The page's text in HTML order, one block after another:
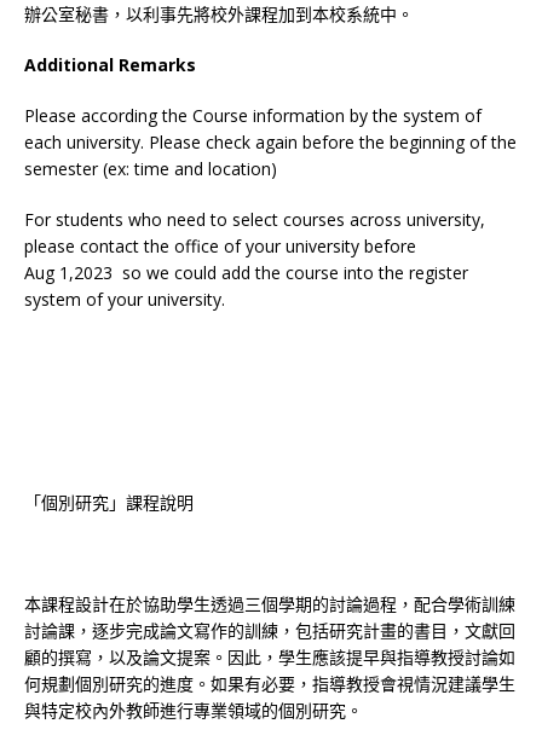
辦公室秘書，以利事先將校外課程加到本校系統中。
Additional Remarks
Please according the Course information by the system of
each university. Please check again before the beginning of the
semester (ex: time and location)
For students who need to select courses across university,
please contact the office of your university before
Aug 1,2023 so we could add the course into the register
system of your university.
「個別研究」課程說明
本課程設計在於協助學生透過三個學期的討論過程，配合學術訓練
討論課，逐步完成論文寫作的訓練，包括研究計畫的書目，文獻回
顧的撰寫，以及論文提案。因此，學生應該提早與指導教授討論如
何規劃個別研究的進度。如果有必要，指導教授會視情況建議學生
與特定校內外教師進行專業領域的個別研究。